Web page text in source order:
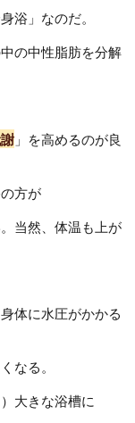
浴」なのだ。
の中性脂肪を分解
」を高めるのが良
方が
当然、体温も上が
体に水圧がかかる
なる。
大きな浴槽に